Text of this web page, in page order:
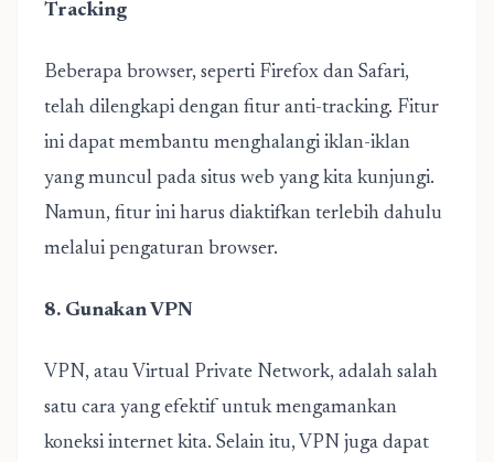
Tracking
Beberapa browser, seperti Firefox dan Safari,
telah dilengkapi dengan fitur anti-tracking. Fitur
ini dapat membantu menghalangi iklan-iklan
yang muncul pada situs web yang kita kunjungi.
Namun, fitur ini harus diaktifkan terlebih dahulu
melalui pengaturan browser.
8. Gunakan VPN
VPN, atau Virtual Private Network, adalah salah
satu cara yang efektif untuk mengamankan
koneksi internet kita. Selain itu, VPN juga dapat